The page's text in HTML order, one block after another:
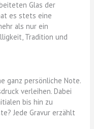
Glas der
es stets eine
als nur ein
Tradition und
ganz persönliche Note.
verleihen. Dabei
bis hin zu
Jede Gravur erzählt